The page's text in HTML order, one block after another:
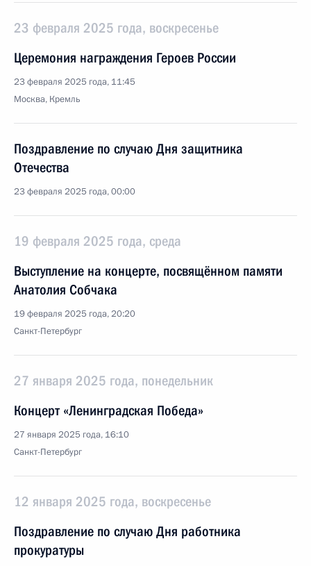
23 февраля 2025 года, воскресенье
Церемония награждения Героев России
23 февраля 2025 года, 11:45
Москва, Кремль
Поздравление по случаю Дня защитника
Отечества
23 февраля 2025 года, 00:00
19 февраля 2025 года, среда
Выступление на концерте, посвящённом памяти
Анатолия Собчака
19 февраля 2025 года, 20:20
Санкт-Петербург
27 января 2025 года, понедельник
Концерт «Ленинградская Победа»
27 января 2025 года, 16:10
Санкт-Петербург
12 января 2025 года, воскресенье
Поздравление по случаю Дня работника
прокуратуры